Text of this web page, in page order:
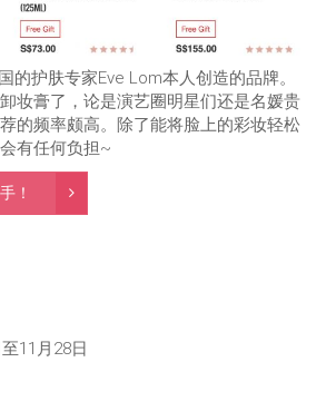
的护肤专家Eve Lom本人创造的品牌。
妆膏了，论是演艺圈明星们还是名媛贵
的频率颇高。除了能将脸上的彩妆轻松
有任何负担~
！
11月28日